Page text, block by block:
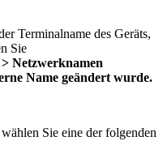
Terminalname des Geräts,
Sie
Netzwerknamen
Name geändert wurde.
Sie eine der folgenden